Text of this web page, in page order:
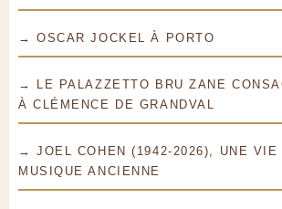
→ OSCAR JOCKEL À PORTO
→ LE PALAZZETTO BRU ZANE
À CLÉMENCE DE GRANDVAL
→ JOEL COHEN (1942-2026), UNE VIE
MUSIQUE ANCIENNE